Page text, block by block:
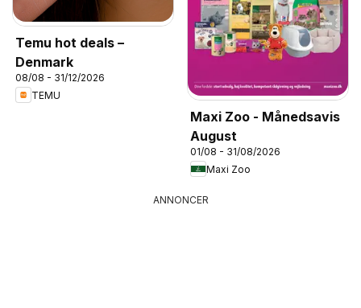
Temu hot deals –
Denmark
08/08 - 31/12/2026
TEMU
Maxi Zoo - Månedsavis
August
01/08 - 31/08/2026
Maxi Zoo
ANNONCER